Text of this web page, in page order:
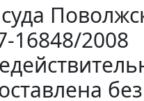
16848/2008
без